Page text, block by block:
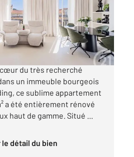
F4 à vendre
000 €
APPARTEMENT
cœur du très recherché
un immeuble bourgeois
ce sublime appartement
a été entièrement rénové
haut de gamme. Situé ...
le détail du bien